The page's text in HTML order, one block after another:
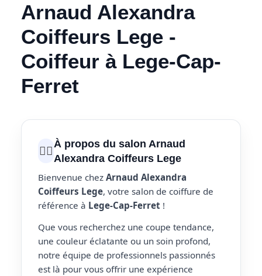
Arnaud Alexandra
Coiffeurs Lege -
Coiffeur à Lege-Cap-
Ferret
💇‍♀️À propos du salon Arnaud
Alexandra Coiffeurs Lege
Bienvenue chez Arnaud Alexandra
Coiffeurs Lege, votre salon de coiffure de
référence à Lege-Cap-Ferret !
Que vous recherchez une coupe tendance,
une couleur éclatante ou un soin profond,
notre équipe de professionnels passionnés
est là pour vous offrir une expérience